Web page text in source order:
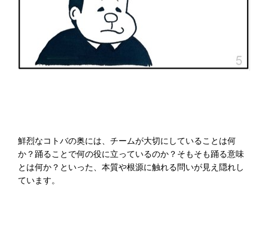
鮮烈なコトバの奥には、チームが大切にしていることは何
か？踊ることで何の役に立っているのか？そもそも踊る意味
とは何か？といった、本質や根源に触れる問いが見え隠れし
ています。